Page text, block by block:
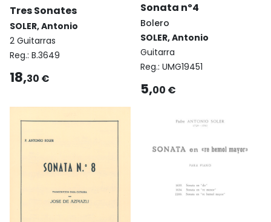
Tres Sonates
SOLER, Antonio
2 Guitarras
Reg.: B.3649
18,30 €
Sonata nº4
Bolero
SOLER, Antonio
Guitarra
Reg.: UMG19451
5,00 €